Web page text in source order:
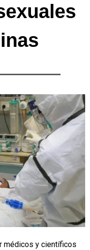
médicos y científicos